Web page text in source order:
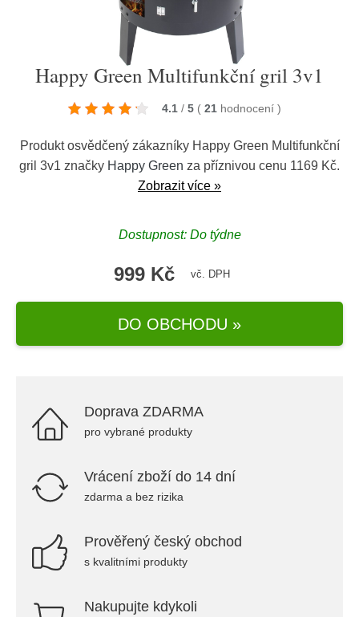
Happy Green Multifunkční gril 3v1
4.1 / 5 ( 21 hodnocení )
Produkt osvědčený zákazníky Happy Green Multifunkční
gril 3v1 značky Happy Green za příznivou cenu 1169 Kč.
Zobrazit více »
Dostupnost: Do týdne
999 Kč vč. DPH
DO OBCHODU »
Doprava ZDARMA
pro vybrané produkty
Vrácení zboží do 14 dní
zdarma a bez rizika
Prověřený český obchod
s kvalitními produkty
Nakupujte kdykoli